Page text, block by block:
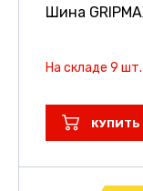
Шина
На складе 9 шт.
КУПИТЬ